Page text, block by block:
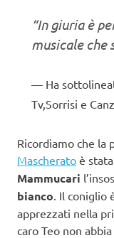
“In giuria è
musicale che
Ha
Tv,Sorrisi e
Ricordiamo che la
Mascherato è
Mammucari
bianco . Il
apprezzati nella
caro Teo non